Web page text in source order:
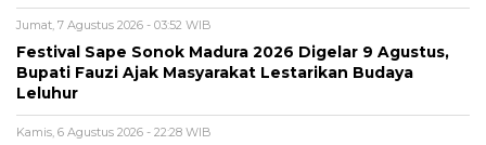
Jumat, 7 Agustus 2026 - 03:52 WIB
Festival Sape Sonok Madura 2026 Digelar 9 Agustus,
Bupati Fauzi Ajak Masyarakat Lestarikan Budaya
Leluhur
Kamis, 6 Agustus 2026 - 22:28 WIB